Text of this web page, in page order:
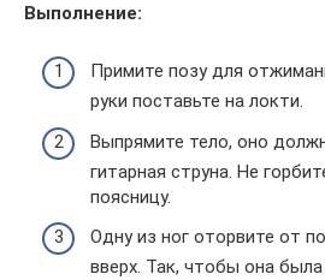
Выполнение:
Примите позу для
руки поставьте на локти.
Выпрямите тело, оно
гитарная струна. Не
поясницу.
Одну из ног оторвите от
вверх. Так, чтобы она